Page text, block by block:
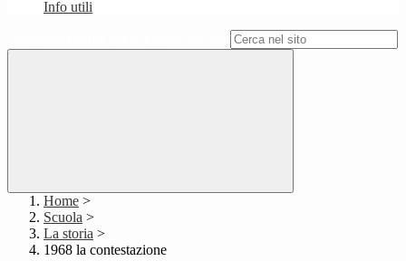
Info utili
Home >
Scuola >
La storia >
1968 la contestazione